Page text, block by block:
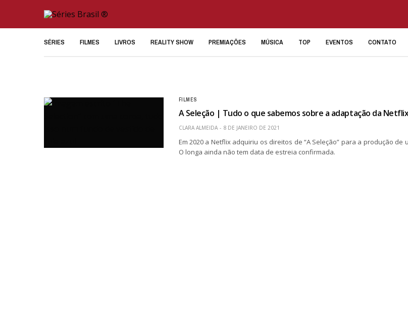
SÉRIES FILMES LIVROS REALITY SHOW PREMIAÇÕES MÚSICA TOP EVENTOS CONTATO
FILMES
A Seleção | Tudo o que sabemos sobre a adaptação da
CLARA ALMEIDA 8 DE JANEIRO DE 2021
Em 2020 a Netflix adquiriu os direitos de “A Seleção” para a produção de
O longa ainda não tem data de estreia confirmada.